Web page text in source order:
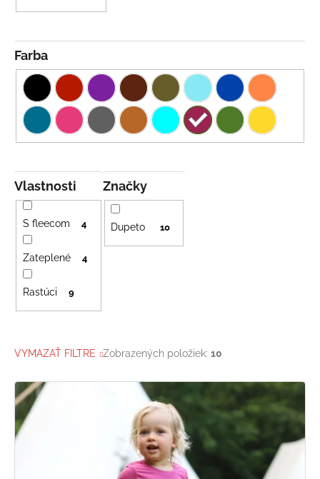
Značky
Dupeto 10
Farba
Vlastnosti
S fleecom 4
Zateplené 4
Rastúci 9
VYMAZAŤ FILTRE Zobrazených položiek: 10
V
ý
p
i